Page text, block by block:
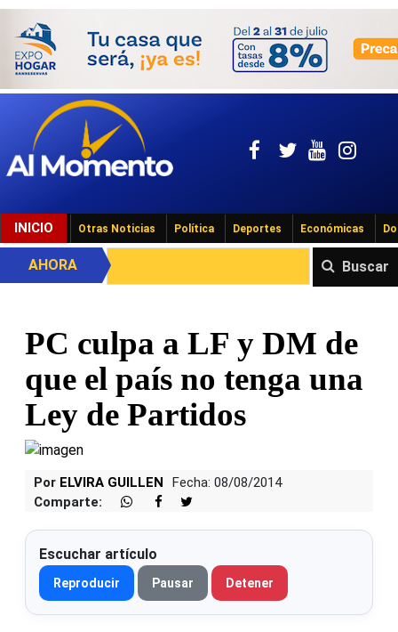
INICIO Otras Noticias Política Deportes Económicas
Buscar
AHORA
PC culpa a LF y DM de
que el país no tenga una
Ley de Partidos
Por ELVIRA GUILLEN
Fecha: 08/08/2014
Comparte:
Escuchar artículo
Reproducir Pausar Detener